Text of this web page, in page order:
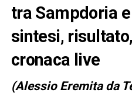
tra Sampdoria
sintesi,
cronaca live
(Alessio Eremita da